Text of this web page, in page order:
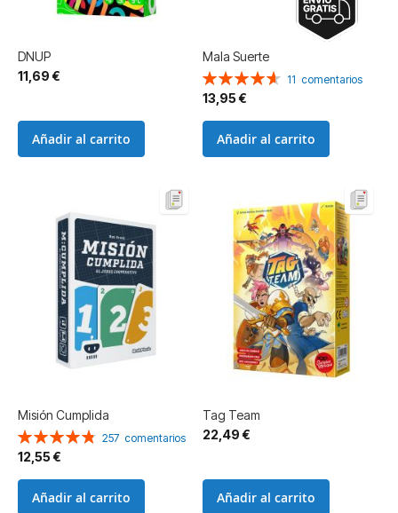
DNUP
11,69 €
Añadir al carrito
Mala Suerte
Valoración:
93%
11 comentarios
13,95 €
Añadir al carrito
Misión Cumplida
Valoración:
97%
257 comentarios
12,55 €
Añadir al carrito
Tag Team
22,49 €
Añadir al carrito